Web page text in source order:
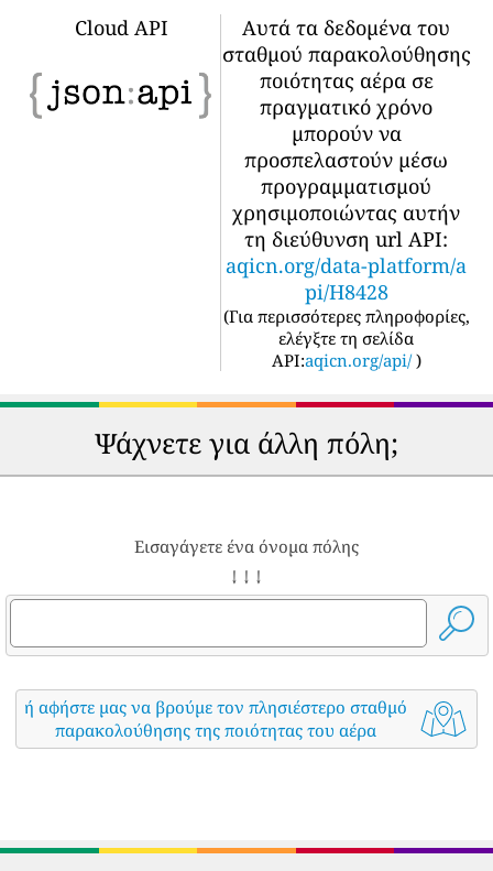
Cloud API
Αυτά τα δεδομένα του
σταθμού παρακολούθησης
ποιότητας αέρα σε
πραγματικό χρόνο
μπορούν να
προσπελαστούν μέσω
προγραμματισμού
χρησιμοποιώντας αυτήν
τη διεύθυνση url API:
aqicn.org/data-platform/a
pi/H8428
(Για περισσότερες πληροφορίες,
ελέγξτε τη σελίδα
API:aqicn.org/api/ )
Ψάχνετε για άλλη πόλη;
Εισαγάγετε ένα όνομα πόλης
↓ ↓ ↓
ή αφήστε μας να βρούμε τον πλησιέστερο σταθμό
παρακολούθησης της ποιότητας του αέρα